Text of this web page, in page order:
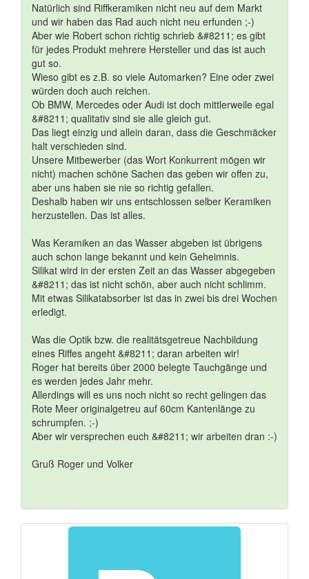
Natürlich sind Riffkeramiken nicht neu auf dem Markt
und wir haben das Rad auch nicht neu erfunden ;-)
Aber wie Robert schon richtig schrieb &#8211; es gibt
für jedes Produkt mehrere Hersteller und das ist auch
gut so.
Wieso gibt es z.B. so viele Automarken? Eine oder zwei
würden doch auch reichen.
Ob BMW, Mercedes oder Audi ist doch mittlerweile egal
&#8211; qualitativ sind sie alle gleich gut.
Das liegt einzig und allein daran, dass die Geschmäcker
halt verschieden sind.
Unsere Mitbewerber (das Wort Konkurrent mögen wir
nicht) machen schöne Sachen das geben wir offen zu,
aber uns haben sie nie so richtig gefallen.
Deshalb haben wir uns entschlossen selber Keramiken
herzustellen. Das ist alles.
Was Keramiken an das Wasser abgeben ist übrigens
auch schon lange bekannt und kein Geheimnis.
Silikat wird in der ersten Zeit an das Wasser abgegeben
&#8211; das ist nicht schön, aber auch nicht schlimm.
Mit etwas Silikatabsorber ist das in zwei bis drei Wochen
erledigt.
Was die Optik bzw. die realitätsgetreue Nachbildung
eines Riffes angeht &#8211; daran arbeiten wir!
Roger hat bereits über 2000 belegte Tauchgänge und
es werden jedes Jahr mehr.
Allerdings will es uns noch nicht so recht gelingen das
Rote Meer originalgetreu auf 60cm Kantenlänge zu
schrumpfen. ;-)
Aber wir versprechen euch &#8211; wir arbeiten dran :-)
Gruß Roger und Volker